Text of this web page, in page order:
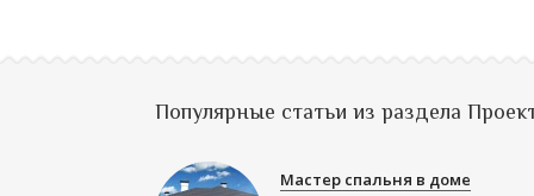
Популярные статьи из раздела
Мастер спальня в доме